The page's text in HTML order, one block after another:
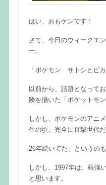
はい、おもケンです！
さて、今日のウィークエ
ー。
「ポケモン サトシとピ
以前から、話題となって
険を描いた「ポケットモ
しかし、ポケモンのアニ
生の頃、完全に直撃世代だ
26年続いてた、というの
しかし、1997年は、根強
と思います。